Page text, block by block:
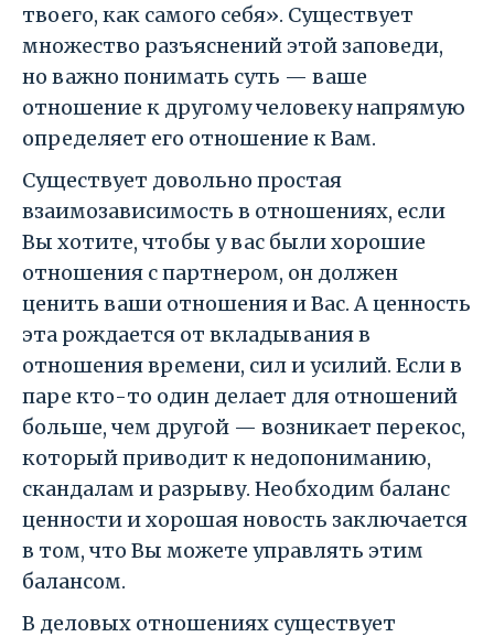
твоего, как самого себя». Существует
множество разъяснений этой заповеди,
но важно понимать суть — ваше
отношение к другому человеку напрямую
определяет его отношение к Вам.
Существует довольно простая
взаимозависимость в отношениях, если
Вы хотите, чтобы у вас были хорошие
отношения с партнером, он должен
ценить ваши отношения и Вас. А ценность
эта рождается от вкладывания в
отношения времени, сил и усилий. Если в
паре кто-то один делает для отношений
больше, чем другой — возникает перекос,
который приводит к недопониманию,
скандалам и разрыву. Необходим баланс
ценности и хорошая новость заключается
в том, что Вы можете управлять этим
балансом.
В деловых отношениях существует